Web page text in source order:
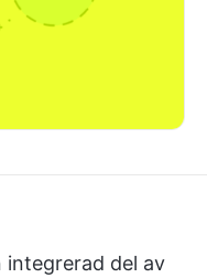
integrerad del av